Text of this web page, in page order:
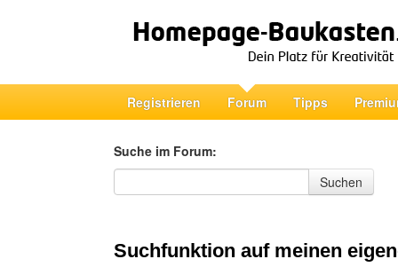
Registrieren Forum Tipps
Suche im Forum:
Suche im Forum
Suchen
Suchfunktion auf meinen